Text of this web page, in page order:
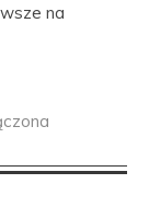
na